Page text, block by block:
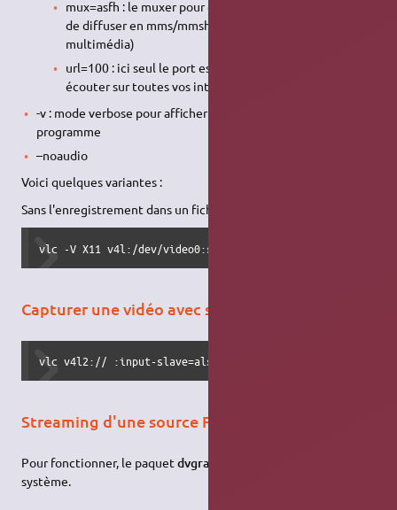
mux=asfh : le muxer pour encapsuler le flux, il permet
de diffuser en mms/mmsh. (Bien pour tout lecteur
multimédia)
url=100 : ici seul le port est précisé. VLC va donc
écouter sur toutes vos interfaces réseaux.
-v : mode verbose pour afficher tous les messages du
programme
–noaudio
Voici quelques variantes :
Sans l'enregistrement dans un fichier AVI :
vlc -V X11 v4l:/dev/video0:size=320x240 --sout
Capturer une vidéo avec sa Webcam
vlc v4l2:// :input-slave=alsa:// :v4l-vdev="/dev/video0"
Streaming d'une source Firewire
Pour fonctionner, le paquetdvgrab
système.